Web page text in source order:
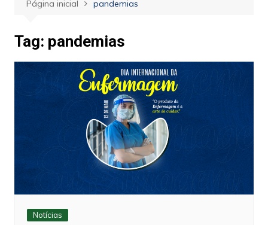
Página inicial pandemias
Tag: pandemias
Notícias